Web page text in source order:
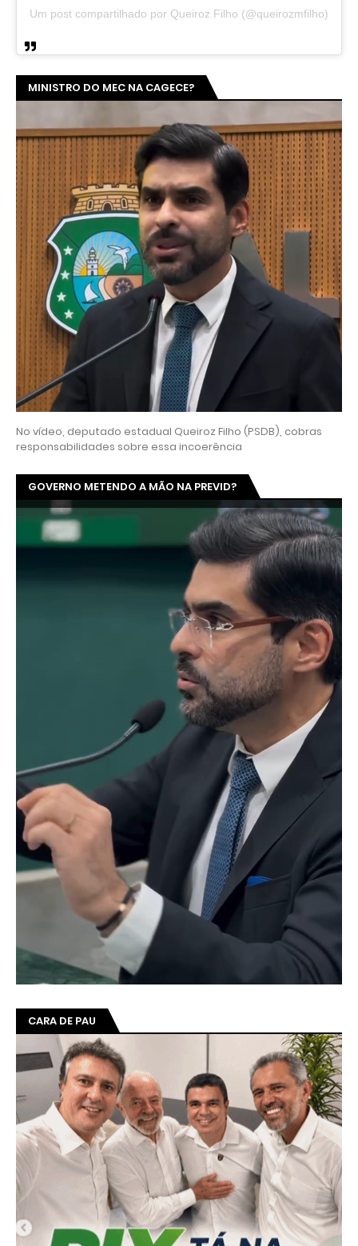
Um post compartilhado por Queiroz Filho (@queirozmfilho)
MINISTRO DO MEC NA CAGECE?
No vídeo, deputado estadual Queiroz Filho (PSDB), cobras
responsabilidades sobre essa incoerência
GOVERNO METENDO A MÃO NA PREVID?
CARA DE PAU